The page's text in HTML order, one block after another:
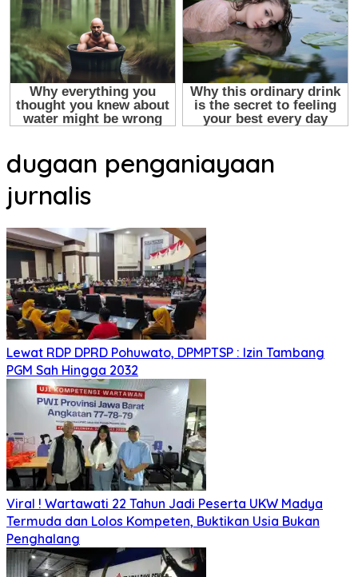
dugaan penganiayaan
jurnalis
Lewat RDP DPRD Pohuwato, DPMPTSP : Izin Tambang
PGM Sah Hingga 2032
Viral ! Wartawati 22 Tahun Jadi Peserta UKW Madya
Termuda dan Lolos Kompeten, Buktikan Usia Bukan
Penghalang